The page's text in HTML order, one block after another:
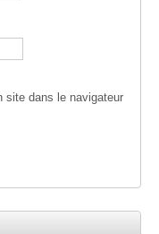
site dans le navigateur